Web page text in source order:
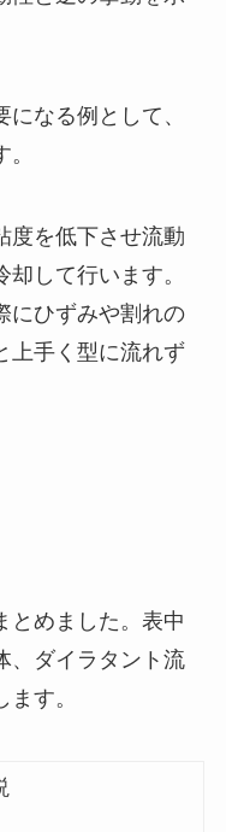
なる例として、
度を低下させ流動
して行います。
にひずみや割れの
上手く型に流れず
とめました。表中
、ダイラタント流
す。